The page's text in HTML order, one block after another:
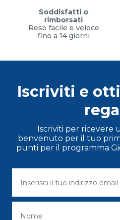
Soddisfatti o
rimborsati
Reso facile e veloce
fino a 14 giorni
Iscriviti e
Iscriviti per ricevere
benvenuto per il tuo
punti per il programma